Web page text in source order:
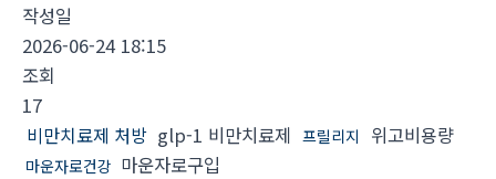
작성일
2026-06-24 18:15
조회
17
비만치료제 처방 glp-1 비만치료제 프릴리지 위고비용량
마운자로건강 마운자로구입